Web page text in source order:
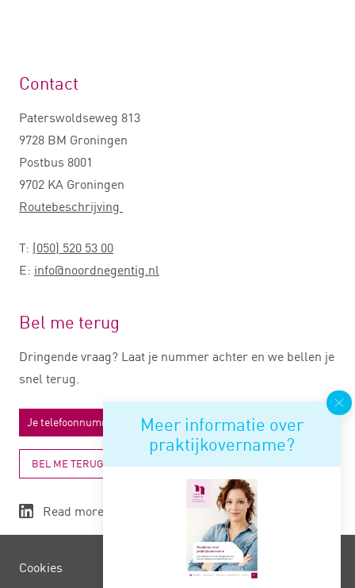
Meer informatie over
praktijkovername?
Contact
Paterswoldseweg 813
9728 BM Groningen
Postbus 8001
9702 KA Groningen
Routebeschrijving
T: (050) 520 53 00
E: info@noordnegentig.nl
Bel me terug
Dringende vraag? Laat je nummer achter en we bellen je
snel terug.
BEL ME TERUG
Read more
Cookies